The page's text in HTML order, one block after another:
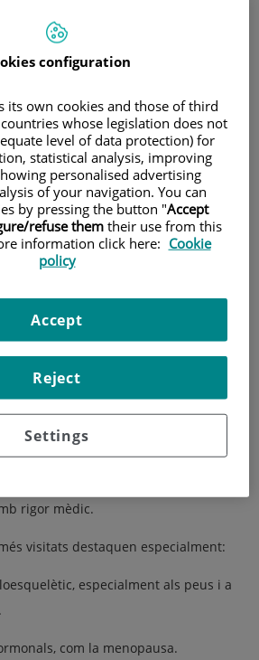
del Centro Médico Teknon ha
, consolidant-se com un canal
per a pacients i lectors
seva salut.
que generen dubtes, canvis
digestius o benestar emocional han
que més interès han despertat
amb tuels 10 articles més llegits de
acompanyat, informat i ajudat a
del dia a dia.
interès han despertat
aquest any tenen un element en
rigor mèdic.
visitats destaquen especialment:
especialment als peus i a
com la menopausa.
configuration
its own cookies and those of third
whose legislation does not
level of data protection) for
statistical analysis, improving
personalised advertising
of your navigation. You can
by pressing the button "Accept
refuse themtheir use from this
information click here: Cookie
policy
Settings
Reject
Accept